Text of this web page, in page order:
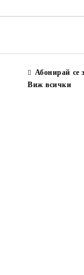
Абонирай се
Виж всички